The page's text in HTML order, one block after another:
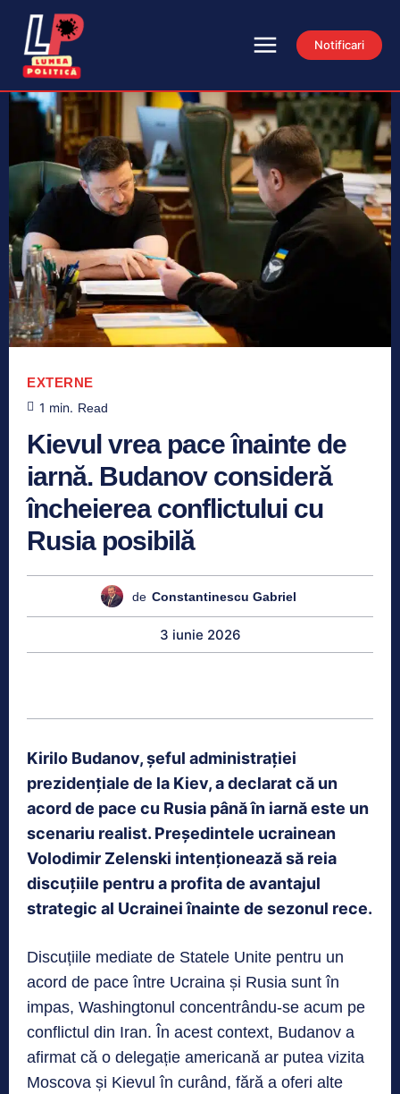
Notificari
EXTERNE
1 min. Read
Kievul vrea pace înainte de
iarnă. Budanov consideră
încheierea conflictului cu
Rusia posibilă
de Constantinescu Gabriel
3 iunie 2026
Kirilo Budanov, șeful administrației
prezidențiale de la Kiev, a declarat că un
acord de pace cu Rusia până în iarnă este un
scenariu realist. Președintele ucrainean
Volodimir Zelenski intenționează să reia
discuțiile pentru a profita de avantajul
strategic al Ucrainei înainte de sezonul rece.
Discuțiile mediate de Statele Unite pentru un
acord de pace între Ucraina și Rusia sunt în
impas, Washingtonul concentrându-se acum pe
conflictul din Iran. În acest context, Budanov a
afirmat că o delegație americană ar putea vizita
Moscova și Kievul în curând, fără a oferi alte